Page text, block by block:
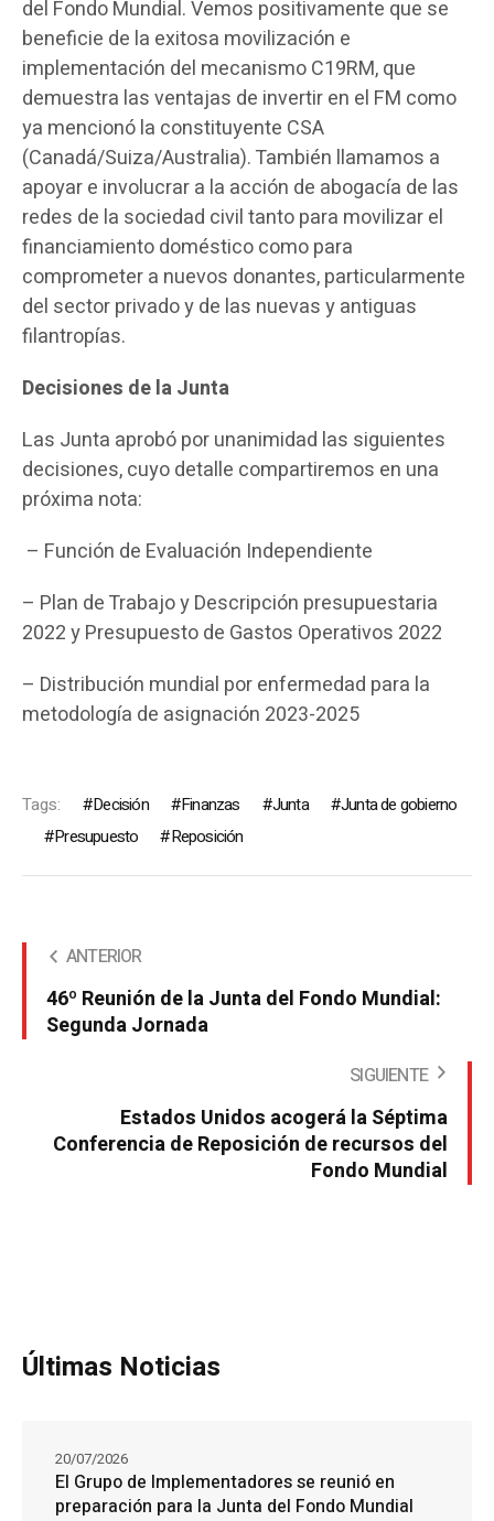
del Fondo Mundial. Vemos positivamente que se
beneficie de la exitosa movilización e
implementación del mecanismo C19RM, que
demuestra las ventajas de invertir en el FM como
ya mencionó la constituyente CSA
(Canadá/Suiza/Australia). También llamamos a
apoyar e involucrar a la acción de abogacía de las
redes de la sociedad civil tanto para movilizar el
financiamiento doméstico como para
comprometer a nuevos donantes, particularmente
del sector privado y de las nuevas y antiguas
filantropías.
Decisiones de la Junta
Las Junta aprobó por unanimidad las siguientes
decisiones, cuyo detalle compartiremos en una
próxima nota:
– Función de Evaluación Independiente
– Plan de Trabajo y Descripción presupuestaria
2022 y Presupuesto de Gastos Operativos 2022
– Distribución mundial por enfermedad para la
metodología de asignación 2023-2025
Tags: Decisión Finanzas Junta
Junta de gobierno
Presupuesto
Reposición
ANTERIOR
46º Reunión de la Junta del Fondo Mundial:
Segunda Jornada
SIGUIENTE
Estados Unidos acogerá la Séptima
Conferencia de Reposición de recursos del
Fondo Mundial
Últimas Noticias
El Grupo de Implementadores se reunió en
preparación para la Junta del Fondo Mundial
20/07/2026